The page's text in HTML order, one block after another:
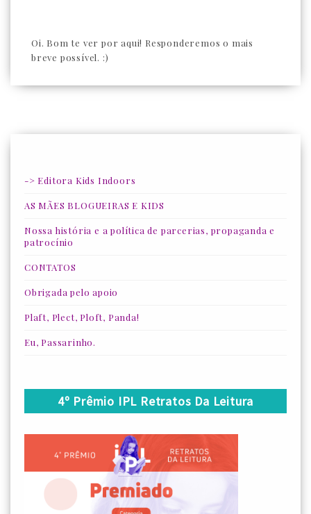
Oi. Bom te ver por aqui! Responderemos o mais
breve possível. :)
-> Editora Kids Indoors
AS MÃES BLOGUEIRAS E KIDS
Nossa história e a política de parcerias, propaganda e
patrocínio
CONTATOS
Obrigada pelo apoio
Plaft, Plect, Ploft, Panda!
Eu, Passarinho.
4º Prêmio IPL Retratos Da Leitura